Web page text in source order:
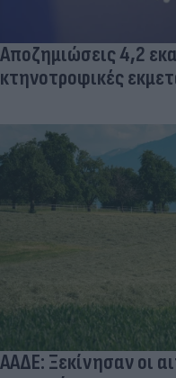
Αποζημιώσεις 4,2
κτηνοτροφικές
ΑΑΔΕ: Ξεκίνησαν οι